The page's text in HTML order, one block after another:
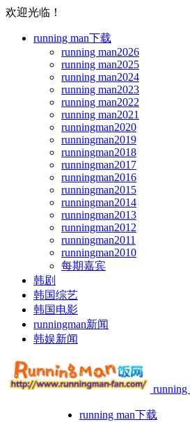
欢迎光临！
running man下载
running man2026
running man2025
running man2024
running man2023
running man2022
running man2021
runningman2020
runningman2019
runningman2018
runningman2017
runningman2016
runningman2015
runningman2014
runningman2013
runningman2012
runningman2011
runningman2010
每期嘉宾
韩剧
韩国综艺
韩国电影
runningman新闻
韩娱新闻
running
running man下载